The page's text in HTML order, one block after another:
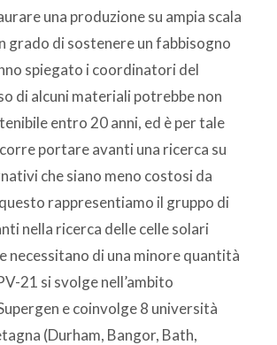
una produzione su ampia scala
grado di sostenere un fabbisogno
spiegato i coordinatori del
di alcuni materiali potrebbe non
entro 20 anni, ed è per tale
portare avanti una ricerca su
che siano meno costosi da
rappresentiamo il gruppo di
nella ricerca delle celle solari
necessitano di una minore quantità
21 si svolge nell’ambito
e coinvolge 8 università
(Durham, Bangor, Bath,